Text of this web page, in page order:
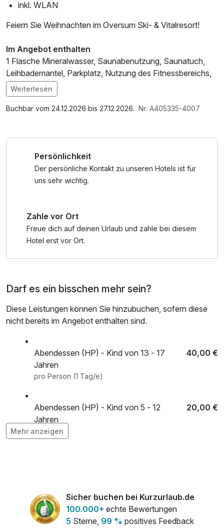
inkl. WLAN
Feiern Sie Weihnachten im Oversum Ski- & Vitalresort!
Im Angebot enthalten
1 Flasche Mineralwasser, Saunabenutzung, Saunatuch,
Leihbademantel, Parkplatz, Nutzung des Fitnessbereichs,
Nutzung des Wellnessbereichs, W-LAN Nutzung /
Internetnutzung, Nutzung Öffentliches Internetterminal,
Shuttleservice vom/zum Bahnhof
Weiterlesen
Buchbar vom 24.12.2026 bis 27.12.2026. Nr: A405335-4007
Persönlichkeit
Der persönliche Kontakt zu unseren Hotels ist für
uns sehr wichtig.
Zahle vor Ort
Freue dich auf deinen Urlaub und zahle bei diesem
Hotel erst vor Ort.
Darf es ein bisschen mehr sein?
Diese Leistungen können Sie hinzubuchen, sofern diese
nicht bereits im Angebot enthalten sind.
Abendessen (HP) - Kind von 13 - 17
Jahren
40,00 €
pro Person (1 Tag/e)
Abendessen (HP) - Kind von 5 - 12
Jahren
20,00 €
romantisch dekoriertes Zimmer 59,00 €
Mehr anzeigen
Sicher buchen bei Kurzurlaub.de
100.000+ echte Bewertungen
5 Sterne, 99 % positives Feedback